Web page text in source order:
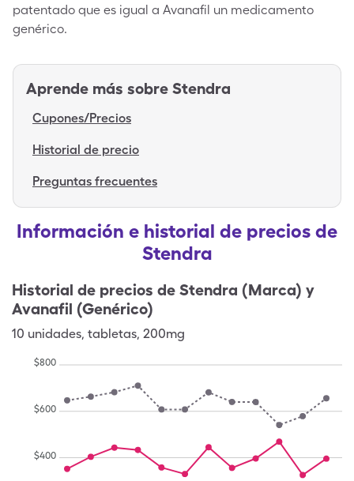
patentado que es igual a Avanafil un medicamento
genérico.
Aprende más sobre Stendra
Cupones/Precios
Historial de precio
Preguntas frecuentes
Información e historial de precios de
Stendra
Historial de precios de Stendra (Marca) y
Avanafil (Genérico)
10 unidades, tabletas, 200mg
$400
$600
$800